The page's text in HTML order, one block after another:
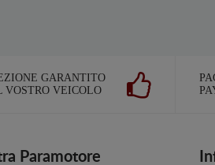
GARANTITO
VOSTRO VEICOLO
Paramotore